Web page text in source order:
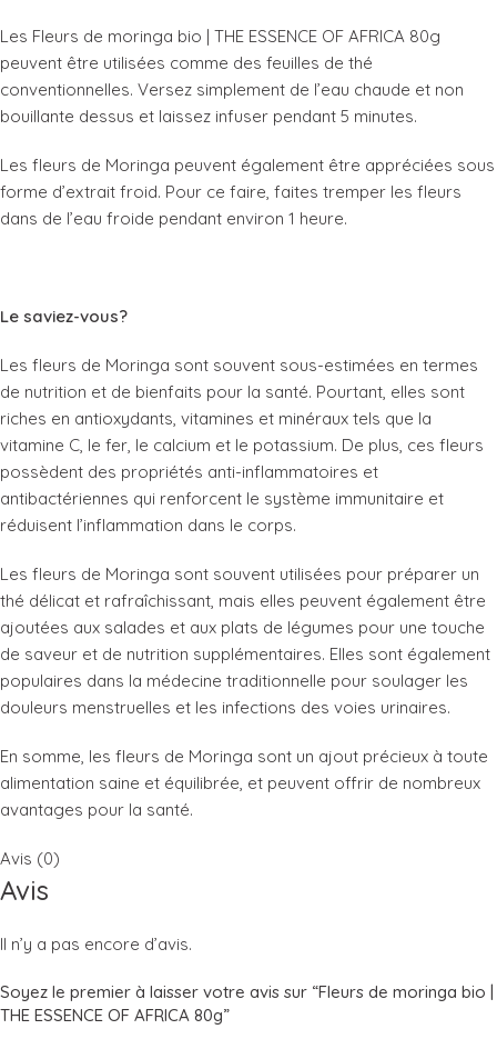
Les Fleurs de moringa bio | THE ESSENCE OF AFRICA 80g
peuvent être utilisées comme des feuilles de thé
conventionnelles. Versez simplement de l’eau chaude et non
bouillante dessus et laissez infuser pendant 5 minutes.
Les fleurs de Moringa peuvent également être appréciées sous
forme d’extrait froid. Pour ce faire, faites tremper les fleurs
dans de l’eau froide pendant environ 1 heure.
Le saviez-vous?
Les fleurs de Moringa sont souvent sous-estimées en termes
de nutrition et de bienfaits pour la santé. Pourtant, elles sont
riches en antioxydants, vitamines et minéraux tels que la
vitamine C, le fer, le calcium et le potassium. De plus, ces fleurs
possèdent des propriétés anti-inflammatoires et
antibactériennes qui renforcent le système immunitaire et
réduisent l’inflammation dans le corps.
Les fleurs de Moringa sont souvent utilisées pour préparer un
thé délicat et rafraîchissant, mais elles peuvent également être
ajoutées aux salades et aux plats de légumes pour une touche
de saveur et de nutrition supplémentaires. Elles sont également
populaires dans la médecine traditionnelle pour soulager les
douleurs menstruelles et les infections des voies urinaires.
En somme, les fleurs de Moringa sont un ajout précieux à toute
alimentation saine et équilibrée, et peuvent offrir de nombreux
avantages pour la santé.
Avis (0)
Avis
Il n’y a pas encore d’avis.
Soyez le premier à laisser votre avis sur “Fleurs de moringa bio |
THE ESSENCE OF AFRICA 80g”